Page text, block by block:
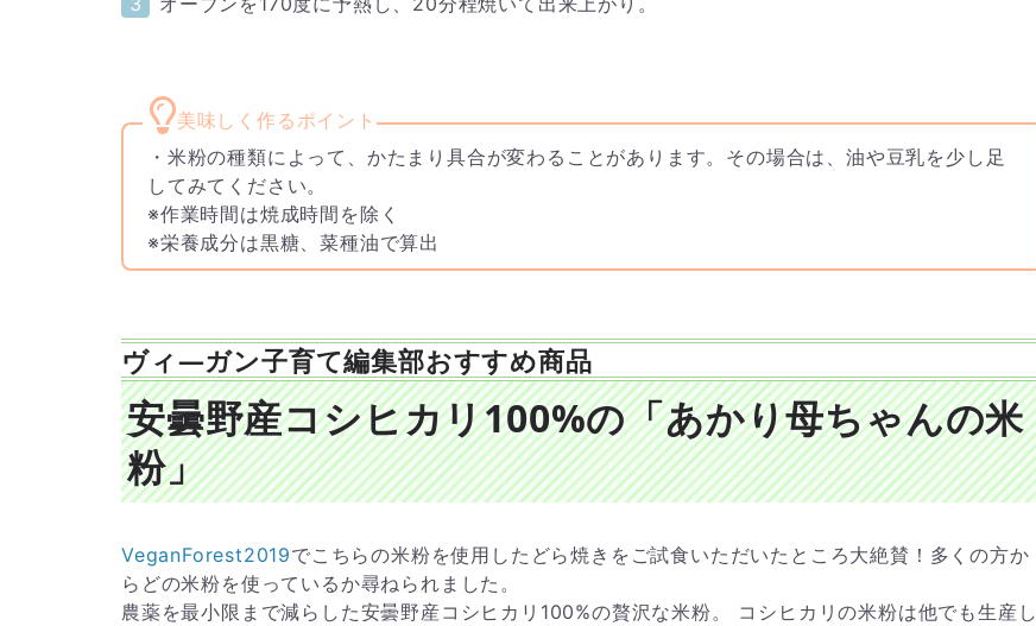
・米粉の種類によって、かたまり具合が変わることがあります。その場合は、油や豆乳を少し足
してみてください。
※作業時間は焼成時間を除く
※栄養成分は黒糖、菜種油で算出
ヴィ―ガン子育て編集部おすすめ商品
安曇野産コシヒカリ100%の「あかり母ちゃんの米
粉」
VeganForest2019でこちらの米粉を使用したどら焼きをご試食いただいたところ大絶賛！多くの方か
らどの米粉を使っているか尋ねられました。
農薬を最小限まで減らした安曇野産コシヒカリ100%の贅沢な米粉。 コシヒカリの米粉は他でも生産し